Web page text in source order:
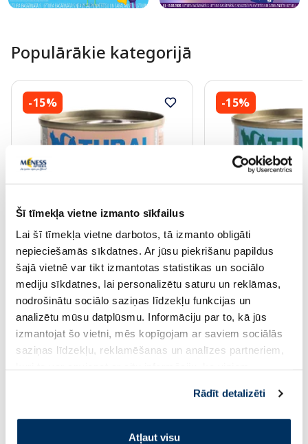
Šī tīmekļa vietne izmanto sīkfailus
Lai šī tīmekļa vietne darbotos, tā izmanto obligāti
nepieciešamās sīkdatnes. Ar jūsu piekrišanu papildus
šajā vietnē var tikt izmantotas statistikas un sociālo
mediju sīkdatnes, lai personalizētu saturu un reklāmas,
nodrošinātu sociālo saziņas līdzekļu funkcijas un
analizētu mūsu datplūsmu. Informāciju par to, kā jūs
izmantojat šo vietni, mēs kopīgojam ar saviem sociālās
saziņas līdzekļu, reklamēšanas un analīzes partneriem,
pakalpojumus. Ja piekrītat šo papildu sīkdatņu
izmantošanai, lūdzu, atzīmējiet savu izvēli:
Rādīt detalizēti
Atļaut visu
Populārākie kategorijā
-15%
PĒRC 4, SAŅEM -20%
Anšovi konservi kaķiem, 85 g
2.13 € 2.51 €
Pirkt
Standarta cena: 2.51 €
-15%
Jūras Asaris
2.13 € 2.51 €
Standarta cena: 2.51 €
Saules aizsardzībai vasarā ☀️